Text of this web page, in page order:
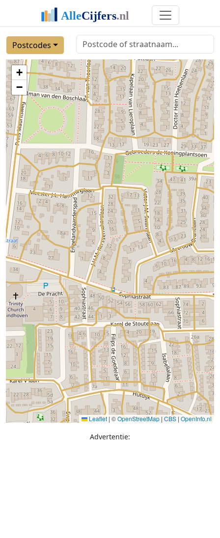
Postcodes
+
−
Leaflet | ©OpenStreetMap | CBS | OpenInfo.nl
Advertentie: